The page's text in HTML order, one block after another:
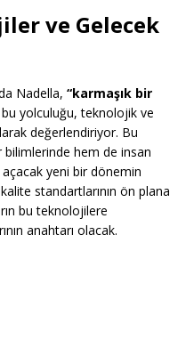
ve Gelecek
Nadella, “karmaşık bir
bu yolculuğu, teknolojik ve
değerlendiriyor. Bu
hem de insan
yeni bir dönemin
standartlarının ön plana
bu teknolojilere
anahtarı olacak.